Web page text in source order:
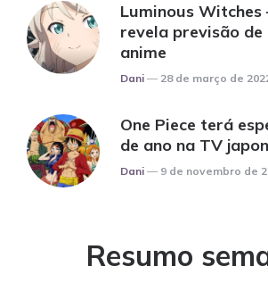
Luminous Witches
revela previsão
anime
Posted
Dani 28 de março de
One Piece terá
de ano na TV
Posted
Dani 9 de novembro de
Resumo